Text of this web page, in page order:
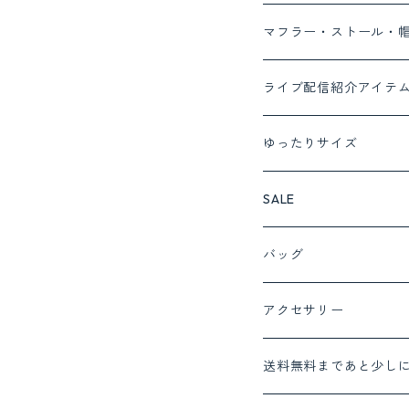
ブラウス
チュニック
ベスト
デニム
パンツ
ワンピース
セットアップ対応商品
セットアップ
cafune set 1
cafune set 2
フォーマルにおすすめ
サロペット
インナー
MONILE
Lalliamu
c.c.cross
SUGARROSE
ROSIEE
QTUME
NUS
パンプス
サンダル
ブーツ
スニーカー
マフラー・ストール・
ライブ配信紹介アイテム
ゆったりサイズ
SALE
バッグ
アクセサリー
送料無料まであと少し